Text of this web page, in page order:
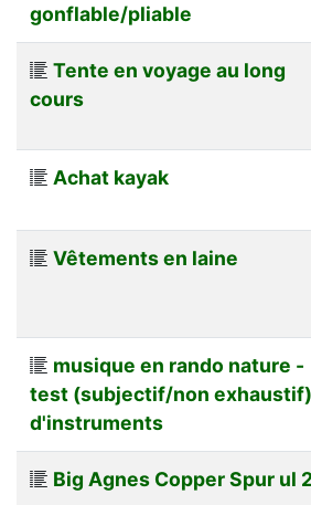
gonflable/pliable
Tente en voyage au long
cours
Achat kayak
Vêtements en laine
musique en rando nature -
test (subjectif/non exhaustif)
d'instruments
Big Agnes Copper Spur ul